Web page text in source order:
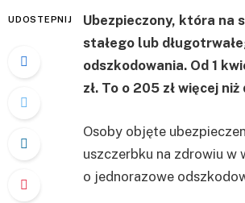
UDOSTEPNIJ
Ubezpieczony, która na
stałego lub
odszkodowania. Od 1
zł. To o 205 zł więcej
Osoby objęte
uszczerbku na zdrowiu
o jednorazowe